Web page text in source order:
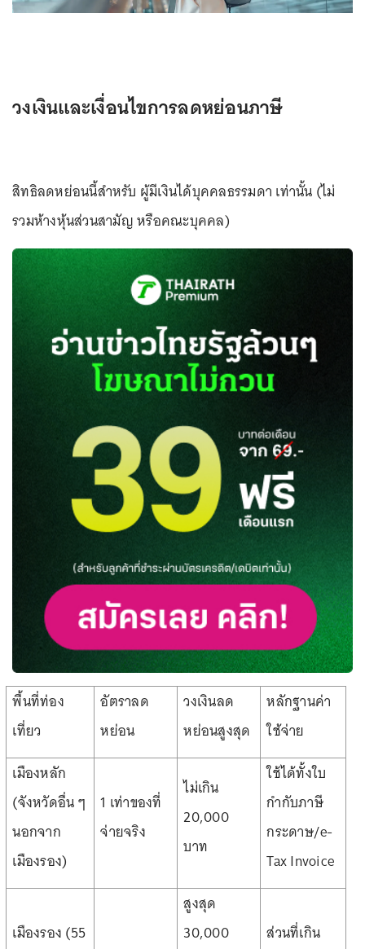
วงเงินและเงื่อนไขการลดหย่อนภาษี
สิทธิลดหย่อนนี้สำหรับ ผู้มีเงินได้บุคคลธรรมดา เท่านั้น (ไม่
รวมห้างหุ้นส่วนสามัญ หรือคณะบุคคล)
พื้นที่ท่อง
เที่ยว
อัตราลด
หย่อน
วงเงินลด
หย่อนสูงสุด
หลักฐานค่า
ใช้จ่าย
เมืองหลัก
(จังหวัดอื่น ๆ
นอกจาก
เมืองรอง)
1 เท่าของที่
จ่ายจริง
ไม่เกิน
20,000
บาท
ใช้ได้ทั้งใบ
กำกับภาษี
กระดาษ/e-
Tax Invoice
เมืองรอง (55
สูงสุด
30,000
ส่วนที่เกิน